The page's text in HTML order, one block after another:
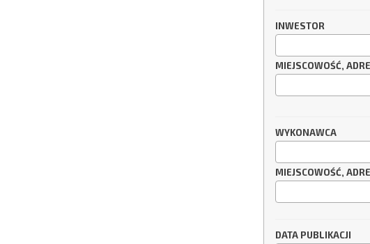
INWESTOR
MIEJSCOWOŚĆ,
WYKONAWCA
MIEJSCOWOŚĆ,
DATA PUBLIKACJI